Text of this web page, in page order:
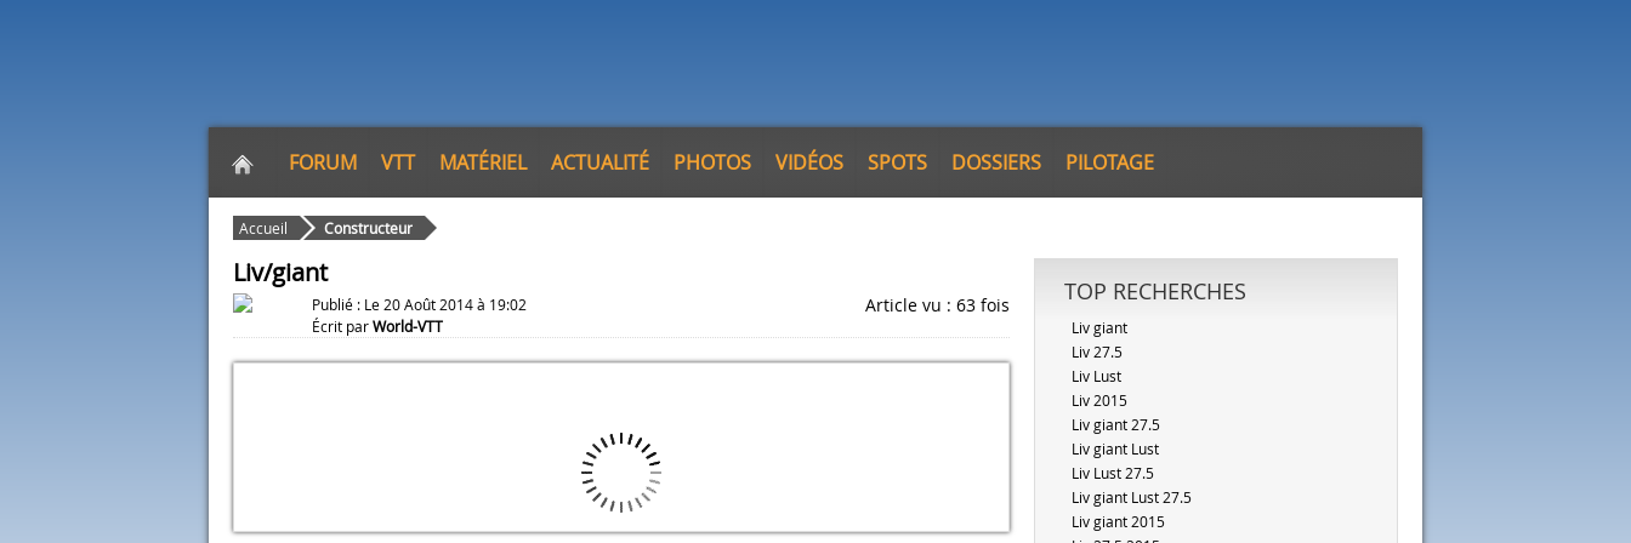
FORUM VTT MATÉRIEL ACTUALITÉ PHOTOS VIDÉOS SPOTS DOSSIERS PILOTAGE
Accueil Constructeur
Liv/giant
Publié : Le 20 Août 2014 à 19:02
Écrit parWorld-VTT
Article vu : 63 fois TOP RECHERCHES
Liv giant
Liv 27.5
Liv Lust
Liv 2015
Liv giant 27.5
Liv giant Lust
Liv Lust 27.5
Liv giant Lust 27.5
Liv giant 2015